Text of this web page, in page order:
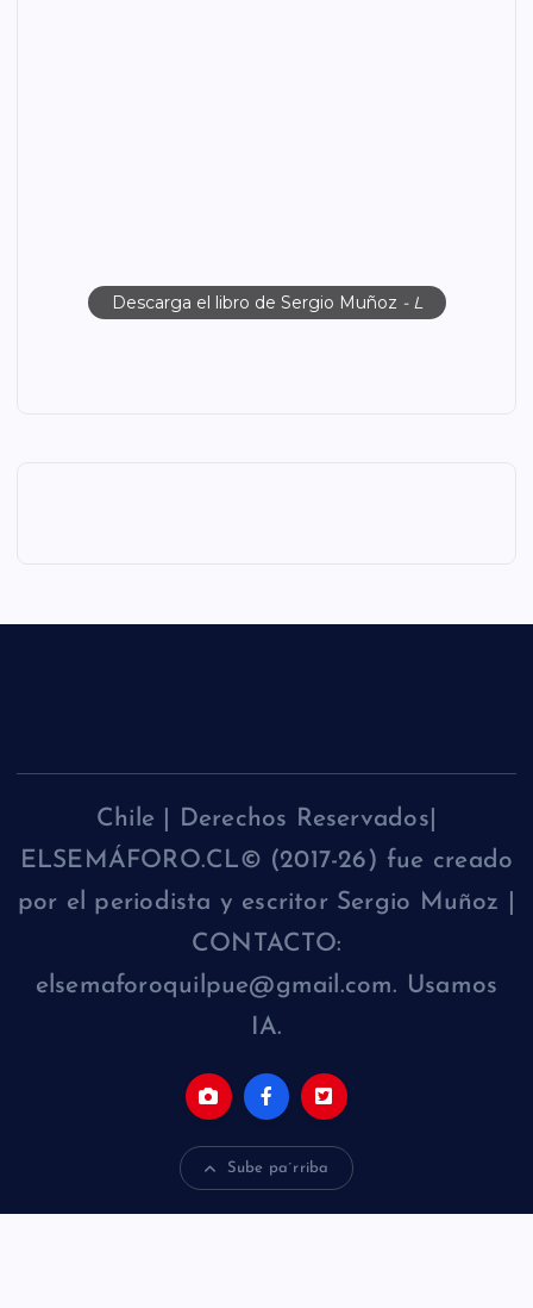
Descarga el libro de Sergio Muñoz - L
Chile | Derechos Reservados|
ELSEMÁFORO.CL© (2017-26) fue creado
por el periodista y escritor Sergio Muñoz |
CONTACTO:
elsemaforoquilpue@gmail.com. Usamos
IA.
Sube pa´rriba